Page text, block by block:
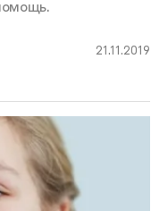
21.11.2019